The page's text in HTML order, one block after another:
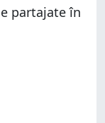
partajate în